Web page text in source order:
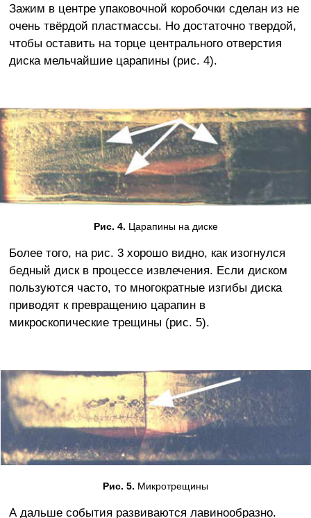
Зажим в центре упаковочной коробочки сделан из не
очень твёрдой пластмассы. Но достаточно твердой,
чтобы оставить на торце центрального отверстия
диска мельчайшие царапины (рис. 4).
Рис. 4. Царапины на диске
Более того, на рис. 3 хорошо видно, как изогнулся
бедный диск в процессе извлечения. Если диском
пользуются часто, то многократные изгибы диска
приводят к превращению царапин в
микроскопические трещины (рис. 5).
Рис. 5. Микротрещины
А дальше события развиваются лавинообразно.